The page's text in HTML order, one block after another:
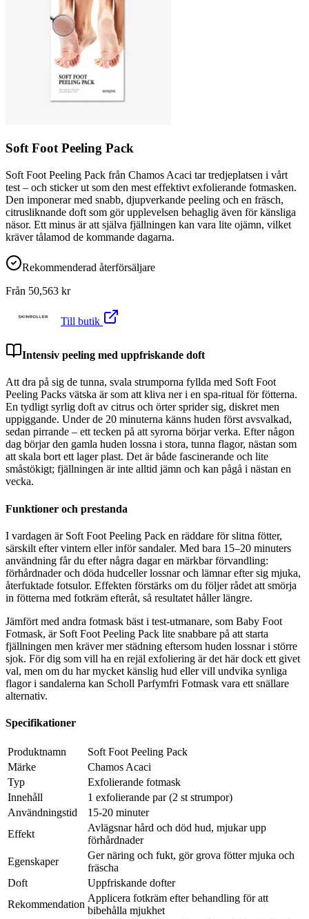
Soft Foot Peeling Pack
Soft Foot Peeling Pack från Chamos Acaci tar tredjeplatsen i vårt
test – och sticker ut som den mest effektivt exfolierande fotmasken.
Den imponerar med snabb, djupverkande peeling och en fräsch,
citrusliknande doft som gör upplevelsen behaglig även för känsliga
näsor. Ett minus är att själva fjällningen kan vara lite ojämn, vilket
kräver tålamod de kommande dagarna.
Rekommenderad återförsäljare
Från 50,563 kr
Till butik
Intensiv peeling med uppfriskande doft
Att dra på sig de tunna, svala strumporna fyllda med Soft Foot
Peeling Packs vätska är som att kliva ner i en spa-ritual för fötterna.
En tydligt syrlig doft av citrus och örter sprider sig, diskret men
uppiggande. Under de 20 minuterna känns huden först avsvalkad,
sedan pirrande – ett tecken på att syrorna börjar verka. Efter någon
dag börjar den gamla huden lossna i stora, tunna flagor, nästan som
att skala bort ett lager plast. Det är både fascinerande och lite
småstökigt; fjällningen är inte alltid jämn och kan pågå i nästan en
vecka.
Funktioner och prestanda
I vardagen är Soft Foot Peeling Pack en räddare för slitna fötter,
särskilt efter vintern eller inför sandaler. Med bara 15–20 minuters
användning får du efter några dagar en märkbar förvandling:
förhårdnader och döda hudceller lossnar och lämnar efter sig mjuka,
återfuktade fotsulor. Effekten förstärks om du följer rådet att smörja
in fötterna med fotkräm efteråt, så resultatet håller längre.
Jämfört med andra fotmask bäst i test-utmanare, som Baby Foot
Fotmask, är Soft Foot Peeling Pack lite snabbare på att starta
fjällningen men kräver mer städning eftersom huden lossnar i större
sjok. För dig som vill ha en rejäl exfoliering är det här dock ett givet
val, men om du har mycket känslig hud eller vill undvika synliga
flagor i sandalerna kan Scholl Parfymfri Fotmask vara ett snällare
alternativ.
Specifikationer
Produktnamn
Soft Foot Peeling Pack
Märke
Chamos Acaci
Typ
Exfolierande fotmask
Innehåll
1 exfolierande par (2 st strumpor)
Användningstid
15-20 minuter
Effekt
Avlägsnar hård och död hud, mjukar upp
förhårdnader
Egenskaper
Ger näring och fukt, gör grova fötter mjuka och
fräscha
Doft
Uppfriskande dofter
Rekommendation
Applicera fotkräm efter behandling för att
bibehålla mjukhet